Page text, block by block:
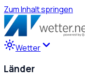
Zum Inhalt springen
Wetter
Länder